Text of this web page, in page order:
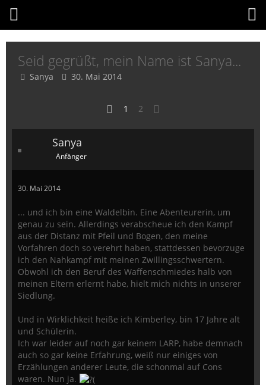
Seid gegrüßt, mein Name ist Sanya...
Sanya 30. Mai 2014
1 2
Sanya
Anfänger
30. Mai 2014
... und ich bin eine Waldelbin. Eine Abenteurerin, um
genau zu sein. Allerdings verabscheue ich den Kampf
aus der Distanz mit Pfeil und Bogen, den meine
Vorfahren doch so verehrt haben, stattdessen bevorzuge
ich den Nahkampf mit meinen Zwillingsschwertern.
Obwohl ich den Beruf des Waffenschmiedes halb von
meinen Eltern erlernt habe, hielt mich nichts in unserer
Siedlung.
Und in Wirklichkeit heiße ich Kimberley, bin 17 Jahre alt
und Schülerin.
Ich war leider auf noch gar keinem LARP, habe demnach
auch so gar keine Erfahrung, weiß nur einiges von
Erzählungen anderer Leute, die schonmal auf Cons
waren. Nun ja.